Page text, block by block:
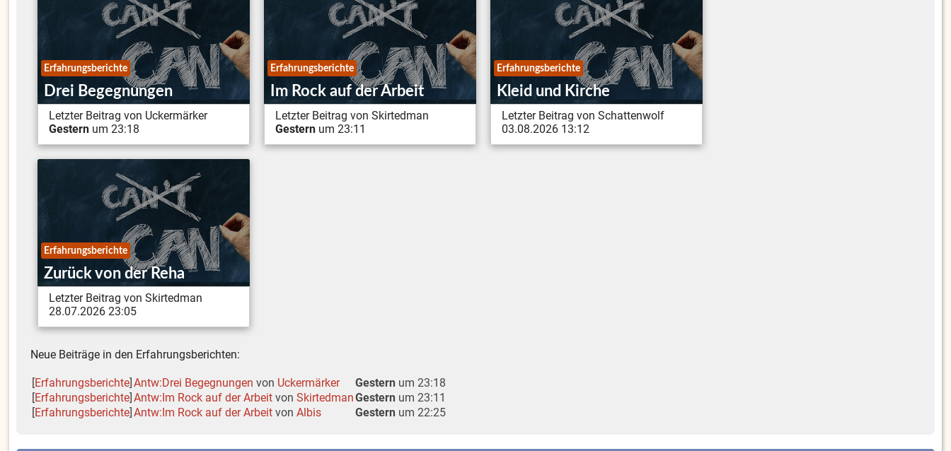
Erfahrungsberichte
Drei Begegnungen
Letzter Beitrag von Uckermärker
Gestern um 23:18
Erfahrungsberichte
Im Rock auf der Arbeit
Letzter Beitrag von Skirtedman
Gestern um 23:11
Erfahrungsberichte
Kleid und Kirche
Letzter Beitrag von Schattenwolf
03.08.2026 13:12
Erfahrungsberichte
Zurück von der Reha
Letzter Beitrag von Skirtedman
28.07.2026 23:05
Neue Beiträge in den Erfahrungsberichten:
[Erfahrungsberichte] Antw:Drei Begegnungen von Uckermärker Gestern um 23:18
[Erfahrungsberichte] Antw:Im Rock auf der Arbeit vonSkirtedmanGestern um 23:11
[Erfahrungsberichte] Antw:Im Rock auf der Arbeit vonAlbis Gestern um 22:25